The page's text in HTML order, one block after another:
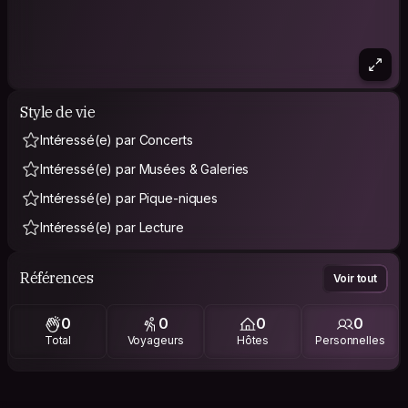
Style de vie
Intéressé(e) par Concerts
Intéressé(e) par Musées & Galeries
Intéressé(e) par Pique-niques
Intéressé(e) par Lecture
Références Voir tout
0
Total
0
Voyageurs
0
Hôtes
0
Personnelles